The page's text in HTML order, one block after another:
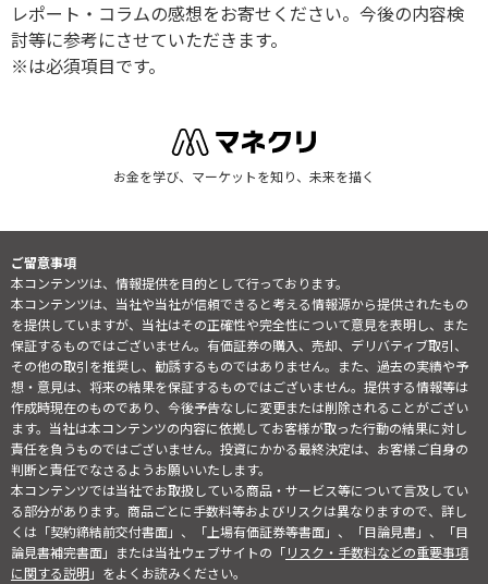
レポート・コラムの感想をお寄せください。今後の内容検
討等に参考にさせていただきます。
※は必須項目です。
お金を学び、マーケットを知り、未来を描く
ご留意事項
本コンテンツは、情報提供を目的として行っております。
本コンテンツは、当社や当社が信頼できると考える情報源から提供されたもの
を提供していますが、当社はその正確性や完全性について意見を表明し、また
保証するものではございません。有価証券の購入、売却、デリバティブ取引、
その他の取引を推奨し、勧誘するものではありません。また、過去の実績や予
想・意見は、将来の結果を保証するものではございません。提供する情報等は
作成時現在のものであり、今後予告なしに変更または削除されることがござい
ます。当社は本コンテンツの内容に依拠してお客様が取った行動の結果に対し
責任を負うものではございません。投資にかかる最終決定は、お客様ご自身の
判断と責任でなさるようお願いいたします。
本コンテンツでは当社でお取扱している商品・サービス等について言及してい
る部分があります。商品ごとに手数料等およびリスクは異なりますので、詳し
くは「契約締結前交付書面」、「上場有価証券等書面」、「目論見書」、「目
論見書補完書面」または当社ウェブサイトの「リスク・手数料などの重要事項
に関する説明」をよくお読みください。